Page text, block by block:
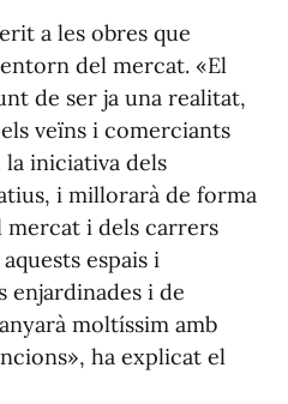
a les obres que
del mercat. «El
de ser ja una realitat,
veïns i comerciants
iniciativa dels
i millorarà de forma
i dels carrers
espais i
i de
moltíssim amb
ha explicat el